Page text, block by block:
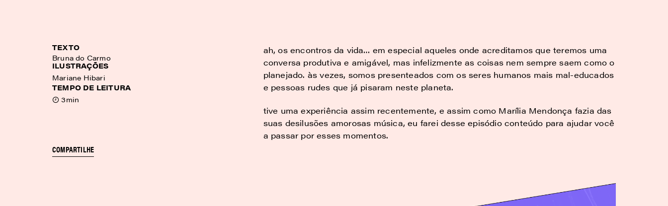
TEXTO
Bruna do Carmo
ILUSTRAÇÕES
Mariane Hibari
TEMPO DE LEITURA
3min
COMPARTILHE
ah, os encontros da vida… em especial aqueles onde acreditamos que teremos uma
conversa produtiva e amigável, mas infelizmente as coisas nem sempre saem como o
planejado. às vezes, somos presenteados com os seres humanos mais mal-educados
e pessoas rudes que já pisaram neste planeta.
tive uma experiência assim recentemente, e assim como Marília Mendonça fazia das
suas desilusões amorosas música, eu farei desse episódio conteúdo para ajudar você
a passar por esses momentos.